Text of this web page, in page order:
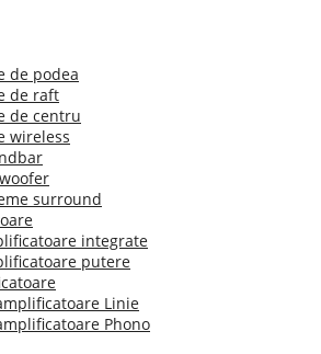
de podea
de raft
de centru
wireless
surround
integrate
putere
Linie
Phono